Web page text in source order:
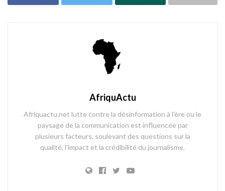
AfriquActu
Afriquactu.net lutte contre la désinformation à l'ère ou le
paysage de la communication est influencée par
plusieurs facteurs, soulevant des questions sur la
qualité, l'impact et la crédibilité du journalisme.